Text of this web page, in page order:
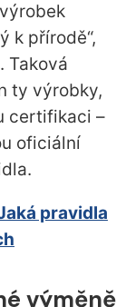
k přírodě“,
Taková
ty výrobky,
certifikaci –
oficiální
pravidla
výměně